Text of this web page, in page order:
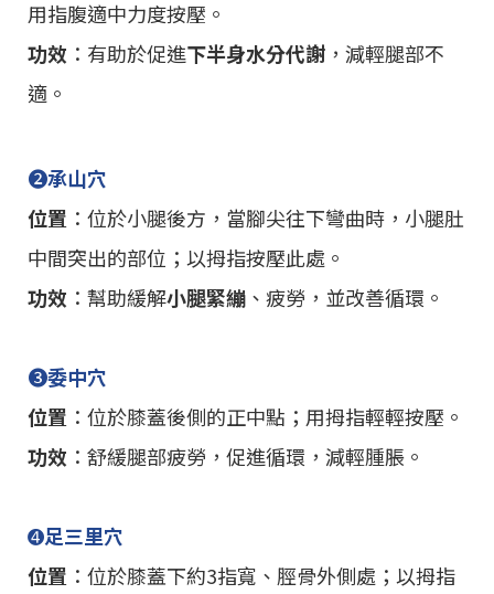
用指腹適中力度按壓。
功效 ：有助於促進下半身水分代謝 ，減輕腿部不
適。
➋承山穴
位置 ：位於小腿後方，當腳尖往下彎曲時，小腿肚
中間突出的部位；以拇指按壓此處。
功效 ：幫助緩解小腿緊繃 、疲勞，並改善循環。
➌委中穴
位置 ：位於膝蓋後側的正中點；用拇指輕輕按壓。
功效 ：舒緩腿部疲勞，促進循環，減輕腫脹。
➍足三里穴
位置 ：位於膝蓋下約3指寬、脛骨外側處；以拇指